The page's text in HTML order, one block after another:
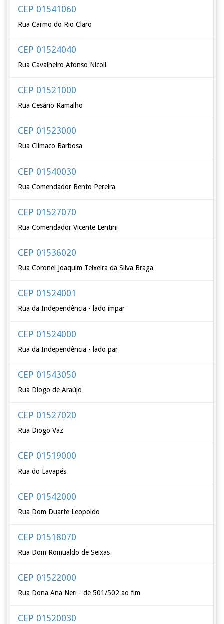
CEP 01541060
Rua Carmo do Rio Claro
CEP 01524040
Rua Cavalheiro Afonso Nicoli
CEP 01521000
Rua Cesário Ramalho
CEP 01523000
Rua Clímaco Barbosa
CEP 01540030
Rua Comendador Bento Pereira
CEP 01527070
Rua Comendador Vicente Lentini
CEP 01536020
Rua Coronel Joaquim Teixeira da Silva Braga
CEP 01524001
Rua da Independência - lado ímpar
CEP 01524000
Rua da Independência - lado par
CEP 01543050
Rua Diogo de Araújo
CEP 01527020
Rua Diogo Vaz
CEP 01519000
Rua do Lavapés
CEP 01542000
Rua Dom Duarte Leopoldo
CEP 01518070
Rua Dom Romualdo de Seixas
CEP 01522000
Rua Dona Ana Neri - de 501/502 ao fim
CEP 01520030